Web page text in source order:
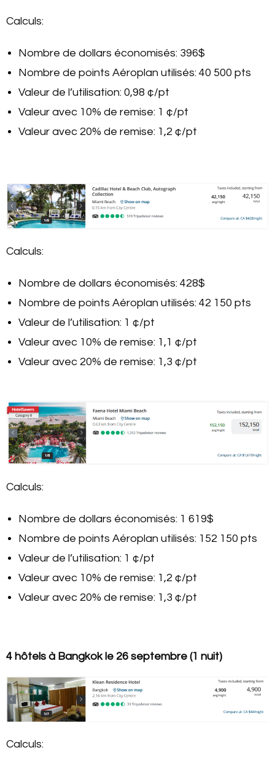
Calculs:
Nombre de dollars économisés: 396$
Nombre de points Aéroplan utilisés: 40 500 pts
Valeur de l’utilisation: 0,98 ¢/pt
Valeur avec 10% de remise: 1 ¢/pt
Valeur avec 20% de remise: 1,2 ¢/pt
Calculs:
Nombre de dollars économisés: 428$
Nombre de points Aéroplan utilisés: 42 150 pts
Valeur de l’utilisation: 1 ¢/pt
Valeur avec 10% de remise: 1,1 ¢/pt
Valeur avec 20% de remise: 1,3 ¢/pt
Calculs:
Nombre de dollars économisés: 1 619$
Nombre de points Aéroplan utilisés: 152 150 pts
Valeur de l’utilisation: 1 ¢/pt
Valeur avec 10% de remise: 1,2 ¢/pt
Valeur avec 20% de remise: 1,3 ¢/pt
4 hôtels à Bangkok le 26 septembre (1 nuit)
Calculs: